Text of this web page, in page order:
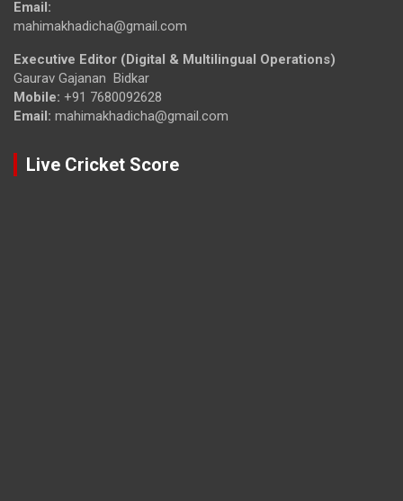
Email:
mahimakhadicha@gmail.com
Executive Editor (Digital & Multilingual Operations)
Gaurav Gajanan Bidkar
Mobile: +91 7680092628
Email: mahimakhadicha@gmail.com
Live Cricket Score